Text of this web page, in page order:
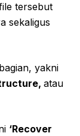
tersebut
sekaligus
yakni
atau
‘Recover